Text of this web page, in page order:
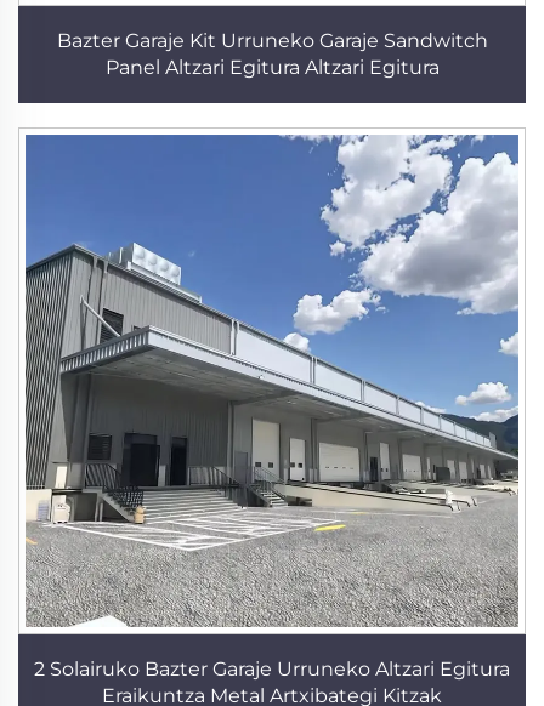
Bazter Garaje Kit Urruneko Garaje Sandwitch
Panel Altzari Egitura Altzari Egitura
2 Solairuko Bazter Garaje Urruneko Altzari Egitura
Eraikuntza Metal Artxibategi Kitzak